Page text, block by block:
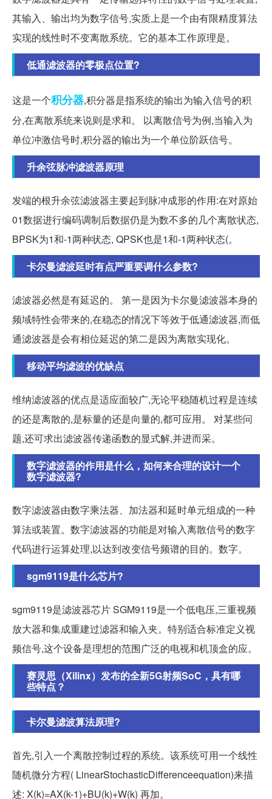
其输入、输出均为数字信号,实质上是一个由有限精度算法
实现的线性时不变离散系统。它的基本工作原理是。
低通滤波器的零极点位置?
这是一个积分器,积分器是指系统的输出为输入信号的积
分,在离散系统来说则是求和。 以离散信号为例,当输入为
单位冲激信号时,积分器的输出为一个单位阶跃信号。
升余弦脉冲滤波器原理
发端的根升余弦滤波器主要起到脉冲成形的作用:在对原始
01数据进行编码调制后数据仍是为数不多的几个离散状态,
BPSK为1和-1两种状态, QPSK也是1和-1两种状态(。
卡尔曼滤波延时有点严重要调什么参数?
滤波器必然是有延迟的。 第一是因为卡尔曼滤波器本身的
频域特性会带来的,在稳态的情况下等效于低通滤波器,而低
通滤波器是会有相位延迟的第二是因为离散实现化。
移动平均滤波的优缺点
维纳滤波器的优点是适应面较广,无论平稳随机过程是连续
的还是离散的,是标量的还是向量的,都可应用。 对某些问
题,还可求出滤波器传递函数的显式解,并进而采。
数字滤波器的作用是什么，如何来合理的设计一个
数字滤波器?
数字滤波器由数字乘法器、加法器和延时单元组成的一种
算法或装置。数字滤波器的功能是对输入离散信号的数字
代码进行运算处理,以达到改变信号频谱的目的。数字。
sgm9119是什么芯片?
sgm9119是滤波器芯片 SGM9119是一个低电压,三重视频
放大器和集成重建过滤器和输入夹。特别适合标准定义视
频信号,这个设备是理想的范围广泛的电视和机顶盒的应。
赛灵思（Xilinx）发布的全新5G射频SoC，具有哪
些特点？
卡尔曼滤波算法原理?
首先,引入一个离散控制过程的系统。该系统可用一个线性
随机微分方程( LinearStochasticDifferenceequation)来描
述: X(k)=AX(k-1)+BU(k)+W(k) 再加。